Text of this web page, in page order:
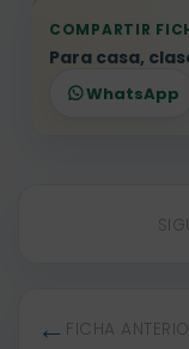
COMPARTIR
Para casa,
WhatsApp
← FICHA